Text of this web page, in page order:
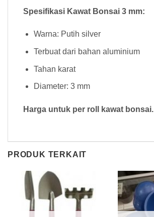
Spesifikasi Kawat Bonsai 3 mm:
Warna: Putih silver
Terbuat dari bahan aluminium
Tahan karat
Diameter: 3 mm
Harga untuk per roll kawat bonsai.
PRODUK TERKAIT